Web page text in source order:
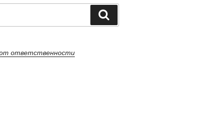
ответственности